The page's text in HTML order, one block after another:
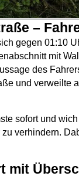
–
gegen 01:10
mit
des
und verweilte
sofort und
verhindern.
mit